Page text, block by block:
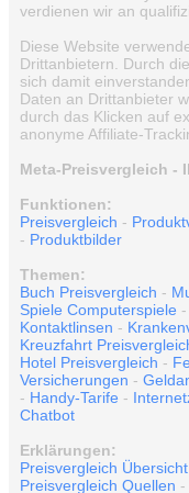
verdienen wir an
Diese Website
Drittanbietern. Durch
sich damit
Daten an Drittanbieter
durch das Klicken auf
anonyme Affiliate-
Meta-Preisvergleich -
Funktionen:
Preisvergleich -
- Produktbilder
Themen:
Buch Preisvergleich -
Spiele Computerspiele -
Kontaktlinsen -
Kreuzfahrt
Hotel Preisvergleich -
Versicherungen -
- Handy-Tarife -
Chatbot
Erklärungen:
Preisvergleich
Preisvergleich Quellen -